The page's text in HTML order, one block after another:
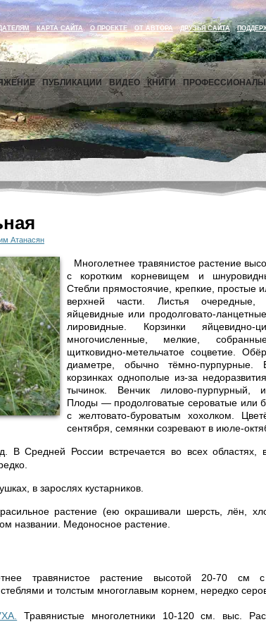
КАРТА САЙТА О ПРОЕКТЕ ОТ АВТОРА ДРУЗЬЯ САЙТА
ПУБЛИКАЦИИ ВИДЕО КНИГИ ПРОФЕССИОНАЛЫ
Атанасян
Многолетнее травянистое ра­стение
с ко­ротким корневищем и
Стебли прямостоя­чие, крепкие, простые
верхней части. Листья оче­редные,
яйцевидные или продолговато-
лировидные. Корзинки яй­цевидно-
много­численные, мелкие,
щитковидно-метельчатое соцветие.
диа­метре, обычно тёмно-пурпурные.
корзинках однопо­лые из-за
тычинок. Венчик лилово-пур­пурный,
Плоды — продолговатые сероватые или
с желтовато-бурова­тым хохолком.
сентября, семянки созревают в июле-
В Средней России встреча­ется во всех областях,
в зарослях кустарников.
растение (ею окра­шивали шерсть, лён,
названии. Медоносное растение.
травянистое растение высотой 20-70 см с
и толстым многоглавым корнем, нередко
Травянистые многолетники 10-120 см. выс.